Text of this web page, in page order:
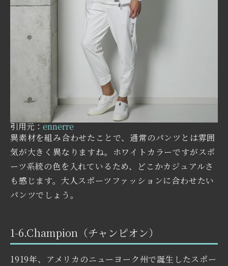
引用元：ennerre
異素材を組み合わせたことで、通常のパンツとは雰囲
気が大きく異なりますね。ホワイトカラーですがスポ
ーツ系統の色を入れているため、どこかカジュアルさ
も感じます。大人スポーツファッションに合わせたい
パンツでしょう。
1-6.Champion（チャンピオン）
1919年、アメリカのニューヨーク州で誕生したスポー